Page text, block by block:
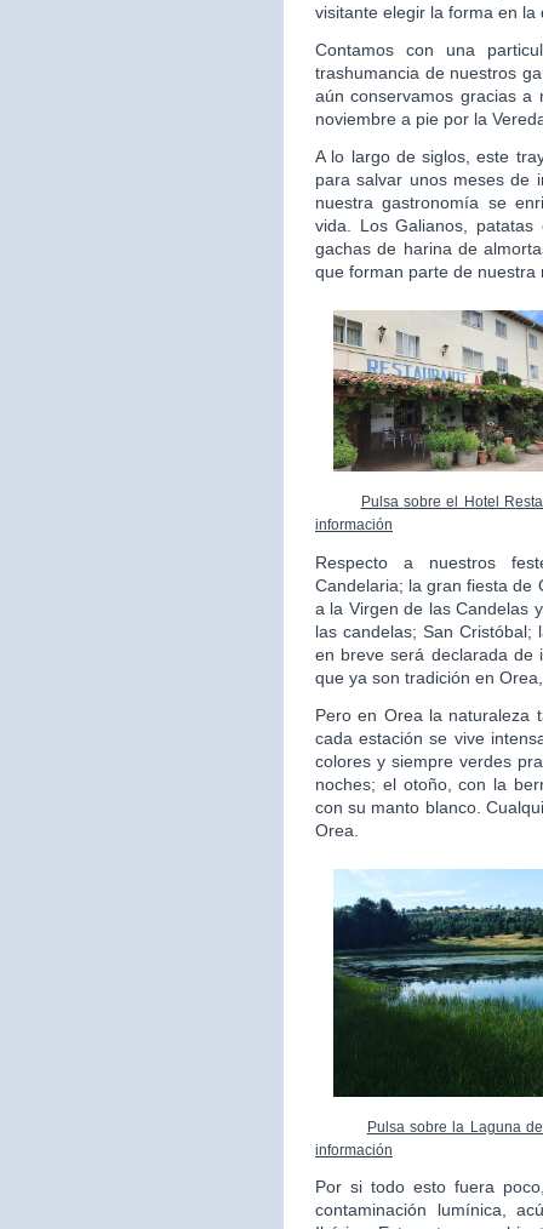
visitante elegir la forma en
Contamos con una
trashumancia de nuestros
aún conservamos gracias a
noviembre a pie por la
A lo largo de siglos, este
para salvar unos meses de
nuestra gastronomía se
vida. Los Galianos,
gachas de harina de
que forman parte de nuestra
Pulsa sobre el Hotel
información
Respecto a nuestros
Candelaria; la gran fiesta de
a la Virgen de las Candelas
las candelas; San Cristóbal;
en breve será declarada de
que ya son tradición en
Pero en Orea la naturaleza
cada estación se vive
colores y siempre verdes
noches; el otoño, con la
con su manto blanco.
Orea.
Pulsa sobre la Laguna
información
Por si todo esto fuera
contaminación lumínica,